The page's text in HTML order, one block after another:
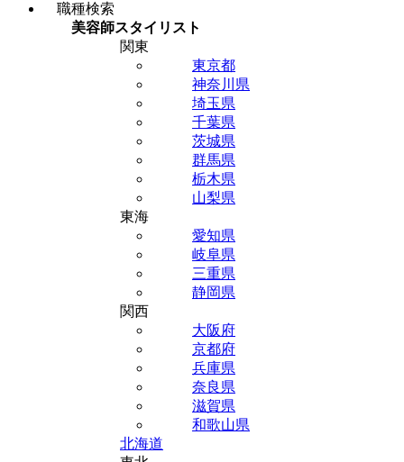
職種検索
美容師スタイリスト
関東
東京都
神奈川県
埼玉県
千葉県
茨城県
群馬県
栃木県
山梨県
東海
愛知県
岐阜県
三重県
静岡県
関西
大阪府
京都府
兵庫県
奈良県
滋賀県
和歌山県
北海道